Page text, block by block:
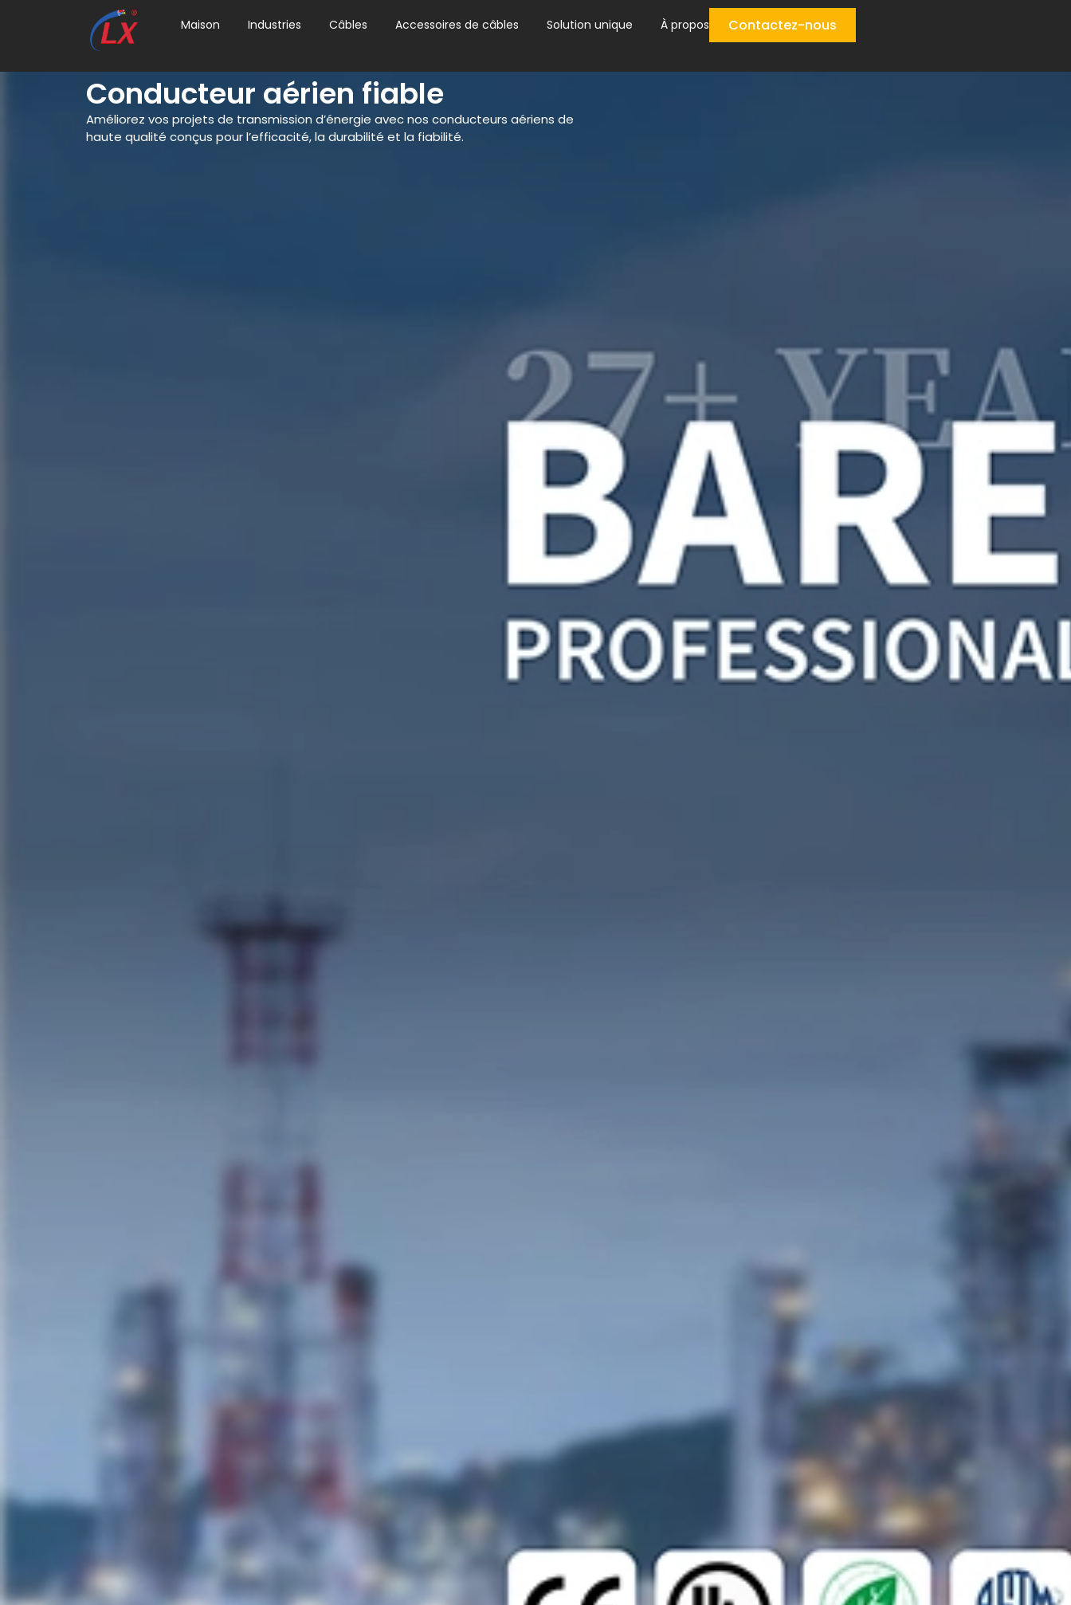
Maison Industries Câbles Accessoires de câbles Solution unique À propos Contactez-nous
Conducteur aérien fiable
Améliorez vos projets de transmission d’énergie avec nos conducteurs aériens de
haute qualité conçus pour l’efficacité, la durabilité et la fiabilité.